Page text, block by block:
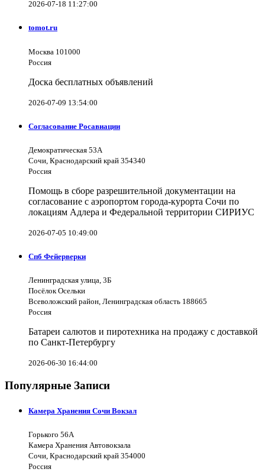
2026-07-18 11:27:00
tomot.ru
Москва 101000
Россия
Доска бесплатных объявлений
2026-07-09 13:54:00
Согласование Росавиации
Демократическая 53А
Сочи, Краснодарский край 354340
Россия
Помощь в сборе разрешительной документации на
согласование с аэропортом города-курорта Сочи по
локациям Адлера и Федеральной территории СИРИУС
2026-07-05 10:49:00
Спб Фейерверки
Ленинградская улица, 3Б
Посёлок Осельки
Всеволожский район, Ленинградская область 188665
Россия
Батареи салютов и пиротехника на продажу с доставкой
по Санкт-Петербургу
2026-06-30 16:44:00
Популярные Записи
Камера Хранения Сочи Вокзал
Горького 56А
Камера Хранения Автовокзала
Сочи, Краснодарский край 354000
Россия